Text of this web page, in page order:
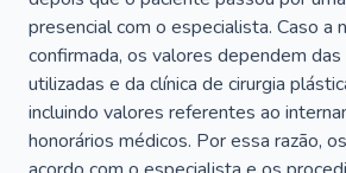
presencial com o especialista. Caso a
confirmada, os valores dependem
utilizadas e da clínica de cirurgia
incluindo valores referentes ao
honorários médicos. Por essa razão,